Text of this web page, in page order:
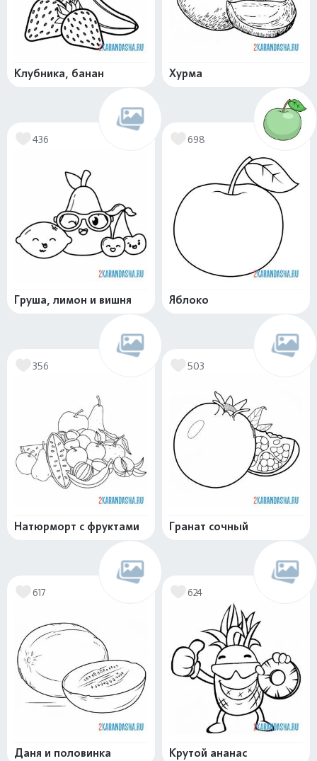
Клубника, банан Хурма
436
Груша, лимон и вишня
698
Яблоко
356
Натюрморт с фруктами
503
Гранат сочный
617
Даня и половинка
624
Крутой ананас